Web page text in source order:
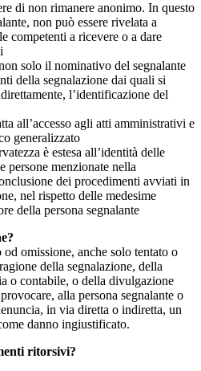
di non rimanere anonimo. In questo
non può essere rivelata a
competenti a ricevere o a dare
solo il nominativo del segnalante
della segnalazione dai quali si
l’identificazione del
all’accesso agli atti amministrativi e
generalizzato
è estesa all’identità delle
persone menzionate nella
dei procedimenti avviati in
nel rispetto delle medesime
della persona segnalante
omissione, anche solo tentato o
della segnalazione, della
o contabile, o della divulgazione
alla persona segnalante o
in via diretta o indiretta, un
danno ingiustificato.
ritorsivi?